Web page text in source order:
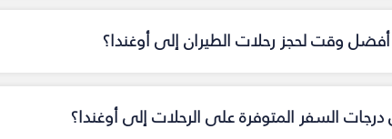
وقت لحجز رحلات الطيران إلى أوغندا؟
السفر المتوفرة على الرحلات إلى أوغندا؟